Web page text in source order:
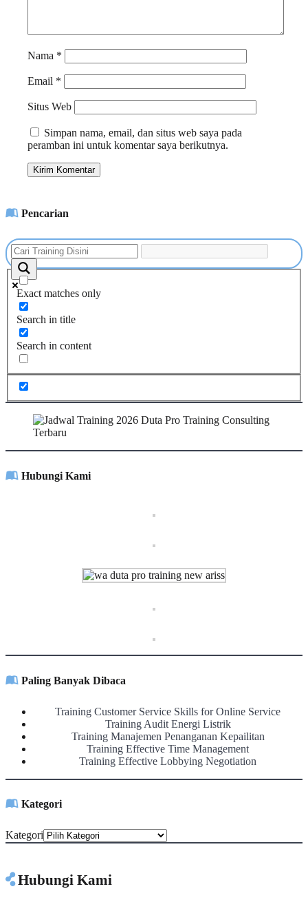
Nama *
Email *
Situs Web
Simpan nama, email, dan situs web saya pada
peramban ini untuk komentar saya berikutnya.
Pencarian
Exact matches only
Search in title
Search in content
Hubungi Kami
Paling Banyak Dibaca
Training Customer Service Skills for Online Service
Training Audit Energi Listrik
Training Manajemen Penanganan Kepailitan
Training Effective Time Management
Training Effective Lobbying Negotiation
Kategori
Kategori
Hubungi Kami